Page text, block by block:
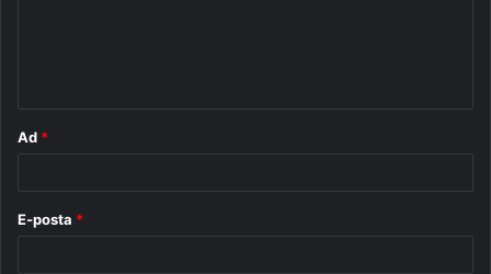
Ad *
E-posta *